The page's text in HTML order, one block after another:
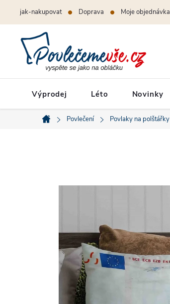
jak-nakupovat Doprava Moje objednávka
Výprodej Léto Novinky
Domů
Povlečení Povlaky na polštářky